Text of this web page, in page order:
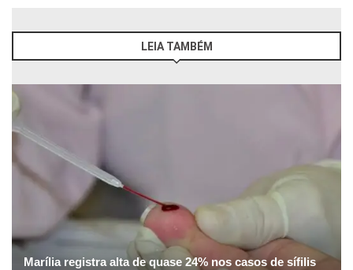
LEIA TAMBÉM
Marília registra alta de quase 24% nos casos de sífilis